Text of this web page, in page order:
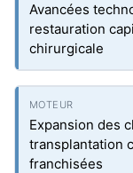
Avancées
restauration
chirurgicale
Expansion des
transplantation
franchisées